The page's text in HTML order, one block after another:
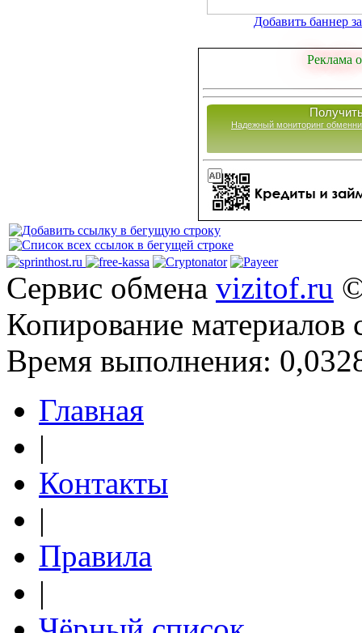
Добавить баннер
Реклама
Надежный мониторинг
Сервис обмена vizitof.ru
Копирование материалов
Время выполнения:
Главная
|
Контакты
|
Правила
|